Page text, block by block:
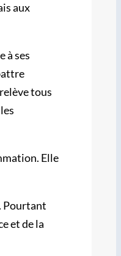
aux
à ses
tous
Elle
Pourtant
et de la